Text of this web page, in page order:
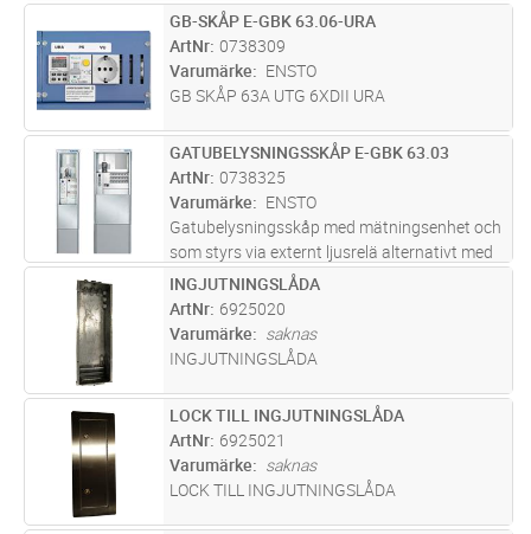
ST Lägg i kundvagn
GB-SKÅP E-GBK 63.06-URA
ArtNr 0738309
Varumärke
ENSTO
GB SKÅP 63A UTG 6XDII URA
ST Lägg i kundvagn
GATUBELYSNINGSSKÅP E-GBK 63.03
ArtNr 0738325
Varumärke
ENSTO
Gatubelysningsskåp med mätningsenhet och
som styrs via externt ljusrelä alternativt med
extern matning via hjälprelä. Kapslingsklass:
IP34D. Inkommande plint: Al/Cu 2,5-50mm2.
Utgående plint: Cu 1,5
ST Lägg i kundvagn
INGJUTNINGSLÅDA
ArtNr 6925020
Varumärke
saknas
INGJUTNINGSLÅDA
ST Lägg i kundvagn
LOCK TILL INGJUTNINGSLÅDA
ArtNr 6925021
Varumärke
saknas
LOCK TILL INGJUTNINGSLÅDA